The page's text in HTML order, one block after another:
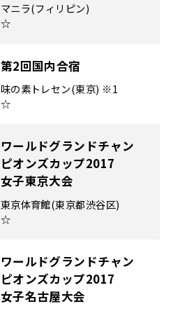
マニラ(フィリピン)
☆
第2回国内合宿
味の素トレセン(東京) ※1
☆
ワールドグランドチャン
ピオンズカップ2017
女子東京大会
東京体育館(東京都渋谷区)
☆
ワールドグランドチャン
ピオンズカップ2017
女子名古屋大会